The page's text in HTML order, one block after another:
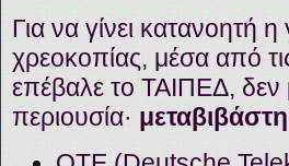
Για να γίνει κατανοητή
χρεοκοπίας, μέσα από
επέβαλε το ΤΑΙΠΕΔ, δεν
περιουσία·